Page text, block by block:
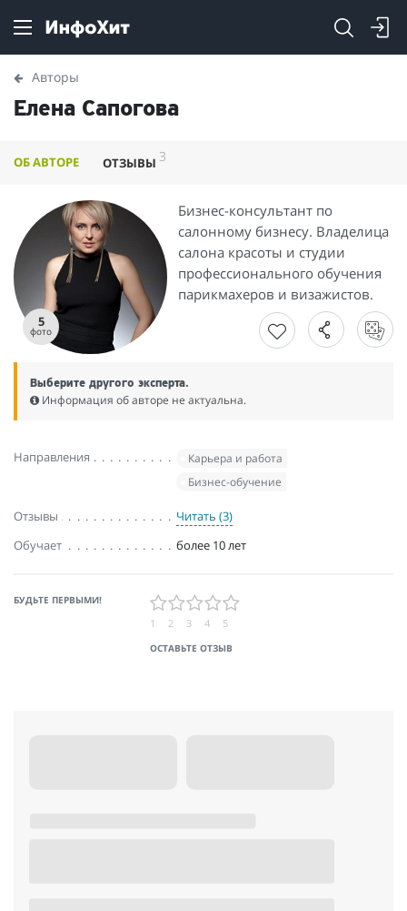
Авторы
Елена Сапогова
ОБ АВТОРЕ ОТЗЫВЫ 3
5
фото
Бизнес-консультант по
салонному бизнесу. Владелица
салона красоты и студии
профессионального обучения
парикмахеров и визажистов.
Выберите другого эксперта.
Информация об авторе не актуальна.
Направления
Карьера и работа
Бизнес-обучение
Отзывы
Читать (3)
Обучает
более 10 лет
БУДЬТЕ ПЕРВЫМИ!
ОСТАВЬТЕ ОТЗЫВ
1 2 3 4 5